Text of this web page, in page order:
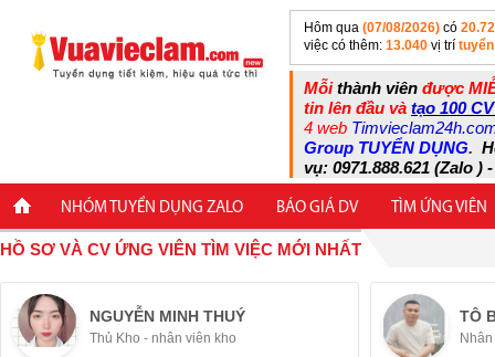
Hôm qua (07/08/2026) có
việc có thêm: 13.040 vị trí
Mỗithành viên được
tin lên đầu và tạo 100
4 web
Group TUYỂN DỤNG.
vụ: 0971.888.621 (Zalo )
NHÓM TUYỂN DỤNG ZALO BÁO GIÁ DV TÌM ỨNG VIÊN
HỒ SƠ VÀ CV ỨNG VIÊN TÌM VIỆC MỚI NHẤT
NGUYỄN MINH THUÝ
Thủ Kho - nhân viên kho
TÔ